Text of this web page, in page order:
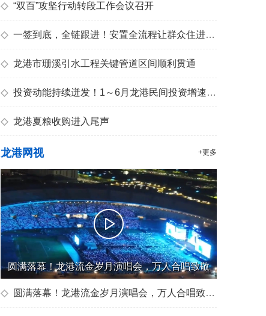
◇ “双百”攻坚行动转段工作会议召开
◇ 一签到底，全链跟进！安置全流程让群众住进“幸福里”
◇ 龙港市珊溪引水工程关键管道区间顺利贯通
◇ 投资动能持续迸发！1～6月龙港民间投资增速位居温州第一
◇ 龙港夏粮收购进入尾声
+更多
龙港网视
圆满落幕！龙港流金岁月演唱会，万人合唱致敬
青春
◇ 圆满落幕！龙港流金岁月演唱会，万人合唱致敬青春